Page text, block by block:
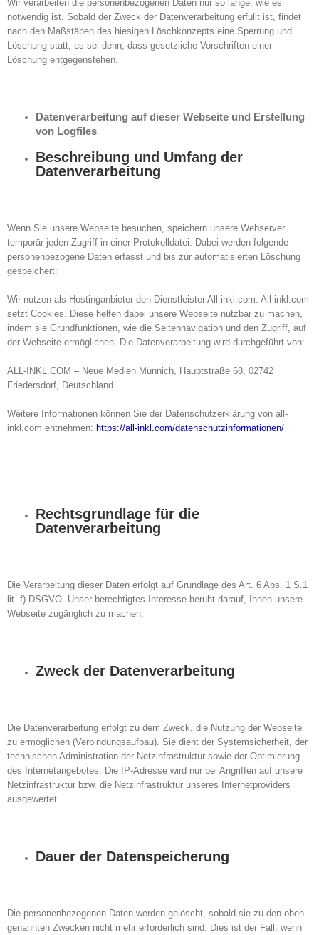
Wir verarbeiten die personenbezogenen Daten nur so lange, wie es
notwendig ist. Sobald der Zweck der Datenverarbeitung erfüllt ist, findet
nach den Maßstäben des hiesigen Löschkonzepts eine Sperrung und
Löschung statt, es sei denn, dass gesetzliche Vorschriften einer
Löschung entgegenstehen.
Datenverarbeitung auf dieser Webseite und Erstellung
von Logfiles
Beschreibung und Umfang der
Datenverarbeitung
Wenn Sie unsere Webseite besuchen, speichern unsere Webserver
temporär jeden Zugriff in einer Protokolldatei. Dabei werden folgende
personenbezogene Daten erfasst und bis zur automatisierten Löschung
gespeichert:
Wir nutzen als Hostinganbieter den Dienstleister All-inkl.com. All-inkl.com
setzt Cookies. Diese helfen dabei unsere Webseite nutzbar zu machen,
indem sie Grundfunktionen, wie die Seitennavigation und den Zugriff, auf
der Webseite ermöglichen. Die Datenverarbeitung wird durchgeführt von:
ALL-INKL.COM – Neue Medien Münnich, Hauptstraße 68, 02742
Friedersdorf, Deutschland.
Weitere Informationen können Sie der Datenschutzerklärung von all-
inkl.com entnehmen: https://all-inkl.com/datenschutzinformationen/
Rechtsgrundlage für die
Datenverarbeitung
Die Verarbeitung dieser Daten erfolgt auf Grundlage des Art. 6 Abs. 1 S.1
lit. f) DSGVO. Unser berechtigtes Interesse beruht darauf, Ihnen unsere
Webseite zugänglich zu machen.
Zweck der Datenverarbeitung
Die Datenverarbeitung erfolgt zu dem Zweck, die Nutzung der Webseite
zu ermöglichen (Verbindungsaufbau). Sie dient der Systemsicherheit, der
technischen Administration der Netzinfrastruktur sowie der Optimierung
des Internetangebotes. Die IP-Adresse wird nur bei Angriffen auf unsere
Netzinfrastruktur bzw. die Netzinfrastruktur unseres Internetproviders
ausgewertet.
Dauer der Datenspeicherung
Die personenbezogenen Daten werden gelöscht, sobald sie zu den oben
genannten Zwecken nicht mehr erforderlich sind. Dies ist der Fall, wenn